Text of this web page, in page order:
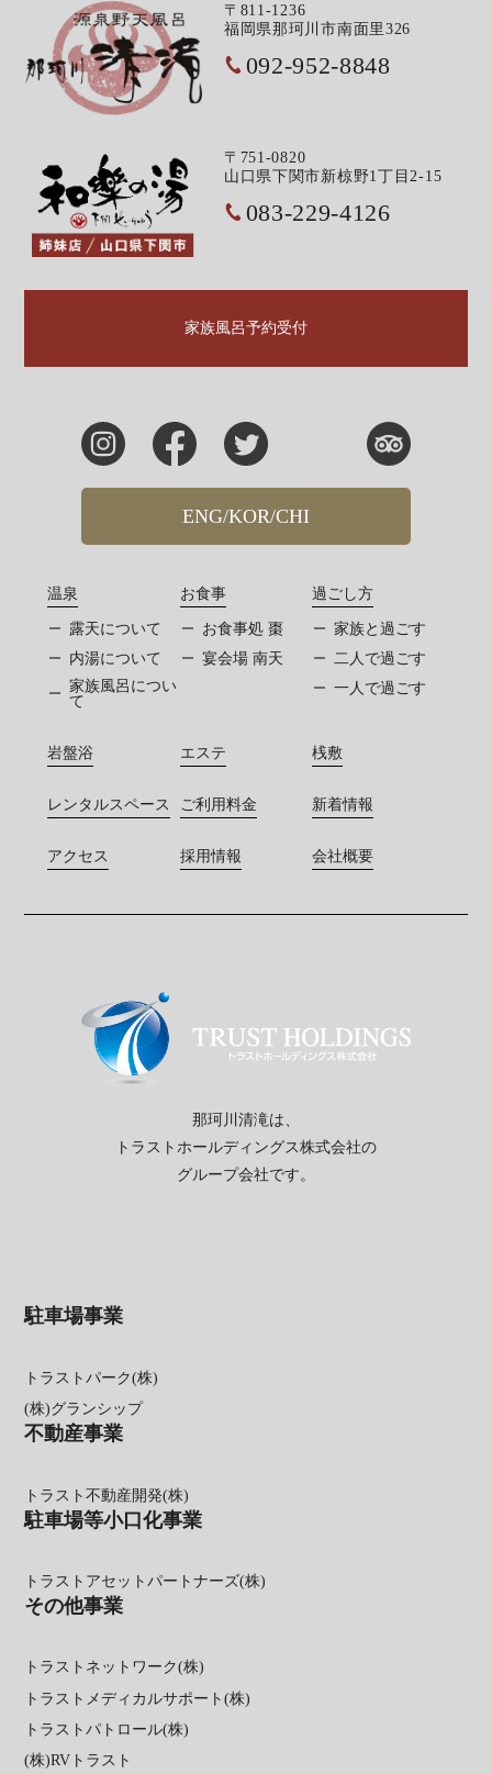
〒811-1236
福岡県那珂川市南面里326
092-952-8848
〒751-0820
山口県下関市新椋野1丁目2-15
083-229-4126
家族風呂予約受付
温泉
露天について
内湯について
家族風呂につい
て
お食事
お食事処 棗
宴会場 南天
過ごし方
家族と過ごす
二人で過ごす
一人で過ごす
ENG/KOR/CHI
岩盤浴 エステ 桟敷
レンタルスペース ご利用料金 新着情報
アクセス 採用情報 会社概要
那珂川清滝は、
トラストホールディングス株式会社の
グループ会社です。
駐車場事業
トラストパーク(株)
(株)グランシップ
不動産事業
トラスト不動産開発(株)
駐車場等小口化事業
トラストアセットパートナーズ(株)
その他事業
トラストネットワーク(株)
トラストメディカルサポート(株)
トラストパトロール(株)
(株)RVトラスト